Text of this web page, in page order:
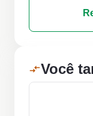
Você